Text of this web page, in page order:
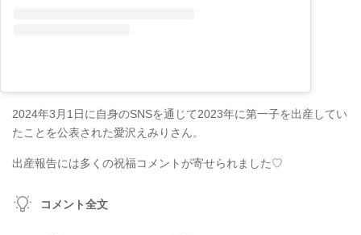
2024年3月1日に自身のSNSを通じて2023年に第一子を出産してい
たことを公表された愛沢えみりさん。
出産報告には多くの祝福コメントが寄せられました♡
コメント全文